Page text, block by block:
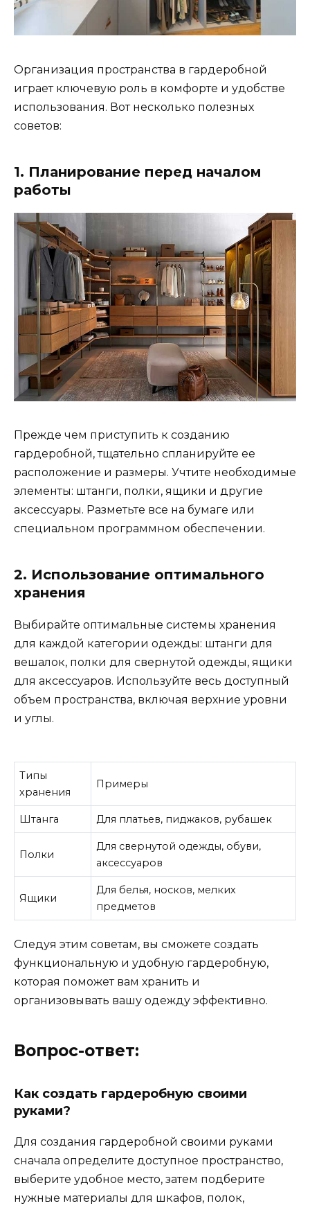
Организация пространства в гардеробной
играет ключевую роль в комфорте и удобстве
использования. Вот несколько полезных
советов:
1. Планирование перед началом
работы
Прежде чем приступить к созданию
гардеробной, тщательно спланируйте ее
расположение и размеры. Учтите необходимые
элементы: штанги, полки, ящики и другие
аксессуары. Разметьте все на бумаге или
специальном программном обеспечении.
2. Использование оптимального
хранения
Выбирайте оптимальные системы хранения
для каждой категории одежды: штанги для
вешалок, полки для свернутой одежды, ящики
для аксессуаров. Используйте весь доступный
объем пространства, включая верхние уровни
и углы.
Типы
хранения
Примеры
Штанга Для платьев, пиджаков, рубашек
Полки
Для свернутой одежды, обуви,
аксессуаров
Ящики
Для белья, носков, мелких
предметов
Следуя этим советам, вы сможете создать
функциональную и удобную гардеробную,
которая поможет вам хранить и
организовывать вашу одежду эффективно.
Вопрос-ответ:
Как создать гардеробную своими
руками?
Для создания гардеробной своими руками
сначала определите доступное пространство,
выберите удобное место, затем подберите
нужные материалы для шкафов, полок,